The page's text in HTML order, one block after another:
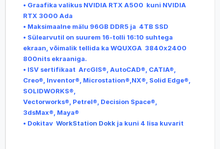
• Graafika valikus NVIDIA RTX A500 kuni NVIDIA
RTX 3000 Ada
• Maksimaalne mälu 96GB DDR5 ja 4TB SSD
• Sülearvutil on suurem 16-tolli 16:10 suhtega
ekraan, võimalik tellida ka WQUXGA 3840x2400
800nits ekraaniga.
• ISV sertifikaat ArcGIS®, AutoCAD®, CATIA®,
Creo®, Inventor®, Microstation®,NX®, Solid Edge®,
SOLIDWORKS®,
Vectorworks®, Petrel®, Decision Space®,
3dsMax®, Maya®
• Dokitav WorkStation Dokkja kuni 4 lisa kuvarit